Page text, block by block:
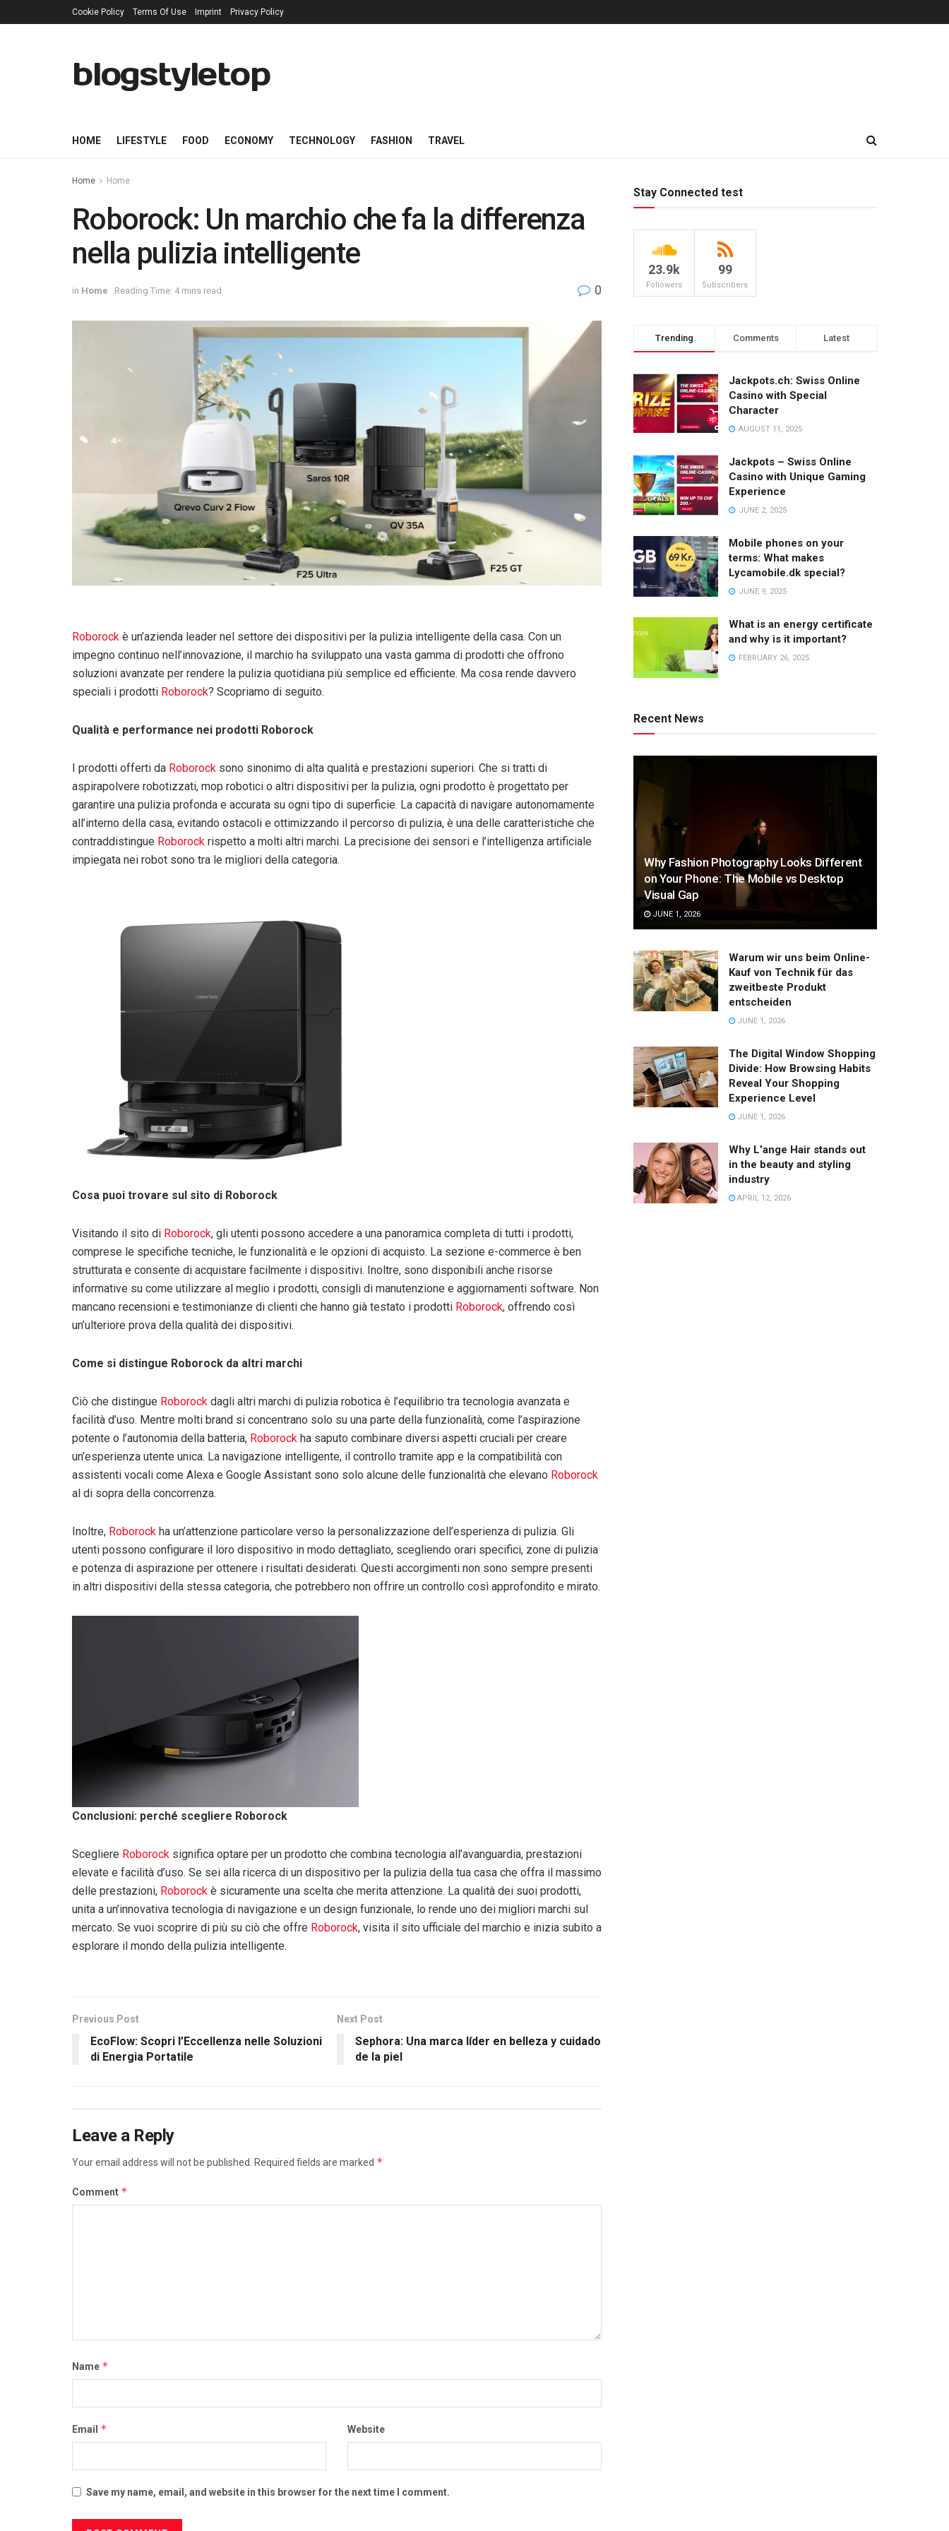
Cookie Policy Terms Of Use Imprint Privacy Policy
blogstyletop
HOME LIFESTYLE FOOD ECONOMY TECHNOLOGY FASHION TRAVEL
Home Home
Roborock: Un marchio che fa la differenza
nella pulizia intelligente
in Home Reading Time: 4 mins read 0
Roborock è un’azienda leader nel settore dei dispositivi per la pulizia intelligente della casa. Con un
impegno continuo nell’innovazione, il marchio ha sviluppato una vasta gamma di prodotti che offrono
soluzioni avanzate per rendere la pulizia quotidiana più semplice ed efficiente. Ma cosa rende davvero
speciali i prodotti Roborock? Scopriamo di seguito.
Qualità e performance nei prodotti Roborock
I prodotti offerti da Roborock sono sinonimo di alta qualità e prestazioni superiori. Che si tratti di
aspirapolvere robotizzati, mop robotici o altri dispositivi per la pulizia, ogni prodotto è progettato per
garantire una pulizia profonda e accurata su ogni tipo di superficie. La capacità di navigare autonomamente
all’interno della casa, evitando ostacoli e ottimizzando il percorso di pulizia, è una delle caratteristiche che
contraddistingue Roborock rispetto a molti altri marchi. La precisione dei sensori e l’intelligenza artificiale
impiegata nei robot sono tra le migliori della categoria.
Cosa puoi trovare sul sito di Roborock
Visitando il sito di Roborock, gli utenti possono accedere a una panoramica completa di tutti i prodotti,
comprese le specifiche tecniche, le funzionalità e le opzioni di acquisto. La sezione e-commerce è ben
strutturata e consente di acquistare facilmente i dispositivi. Inoltre, sono disponibili anche risorse
informative su come utilizzare al meglio i prodotti, consigli di manutenzione e aggiornamenti software. Non
mancano recensioni e testimonianze di clienti che hanno già testato i prodotti Roborock, offrendo così
un’ulteriore prova della qualità dei dispositivi.
Come si distingue Roborock da altri marchi
Ciò che distingue Roborock dagli altri marchi di pulizia robotica è l’equilibrio tra tecnologia avanzata e
facilità d’uso. Mentre molti brand si concentrano solo su una parte della funzionalità, come l’aspirazione
potente o l’autonomia della batteria, Roborock ha saputo combinare diversi aspetti cruciali per creare
un’esperienza utente unica. La navigazione intelligente, il controllo tramite app e la compatibilità con
assistenti vocali come Alexa e Google Assistant sono solo alcune delle funzionalità che elevano Roborock
al di sopra della concorrenza.
Inoltre, Roborock ha un’attenzione particolare verso la personalizzazione dell’esperienza di pulizia. Gli
utenti possono configurare il loro dispositivo in modo dettagliato, scegliendo orari specifici, zone di pulizia
e potenza di aspirazione per ottenere i risultati desiderati. Questi accorgimenti non sono sempre presenti
in altri dispositivi della stessa categoria, che potrebbero non offrire un controllo così approfondito e mirato.
Conclusioni: perché scegliere Roborock
Scegliere Roborock significa optare per un prodotto che combina tecnologia all’avanguardia, prestazioni
elevate e facilità d’uso. Se sei alla ricerca di un dispositivo per la pulizia della tua casa che offra il massimo
delle prestazioni, Roborock è sicuramente una scelta che merita attenzione. La qualità dei suoi prodotti,
unita a un’innovativa tecnologia di navigazione e un design funzionale, lo rende uno dei migliori marchi sul
mercato. Se vuoi scoprire di più su ciò che offre Roborock, visita il sito ufficiale del marchio e inizia subito a
esplorare il mondo della pulizia intelligente.
Previous Post
EcoFlow: Scopri l’Eccellenza nelle Soluzioni
di Energia Portatile
Next Post
Sephora: Una marca líder en belleza y cuidado
de la piel
Leave a Reply
Your email address will not be published. Required fields are marked *
Comment *
Name *
Email * Website
Save my name, email, and website in this browser for the next time I comment.
Stay Connected test
23.9k
Followers
99
Subscribers
Trending Comments Latest
Jackpots.ch: Swiss Online
Casino with Special
Character
AUGUST 11, 2025
Jackpots – Swiss Online
Casino with Unique Gaming
Experience
JUNE 2, 2025
Mobile phones on your
terms: What makes
Lycamobile.dk special?
JUNE 9, 2025
What is an energy certificate
and why is it important?
FEBRUARY 26, 2025
Recent News
Why Fashion Photography Looks Different
on Your Phone: The Mobile vs Desktop
Visual Gap
JUNE 1, 2026
Warum wir uns beim Online-
Kauf von Technik für das
zweitbeste Produkt
entscheiden
JUNE 1, 2026
The Digital Window Shopping
Divide: How Browsing Habits
Reveal Your Shopping
Experience Level
JUNE 1, 2026
Why L’ange Hair stands out
in the beauty and styling
industry
APRIL 12, 2026